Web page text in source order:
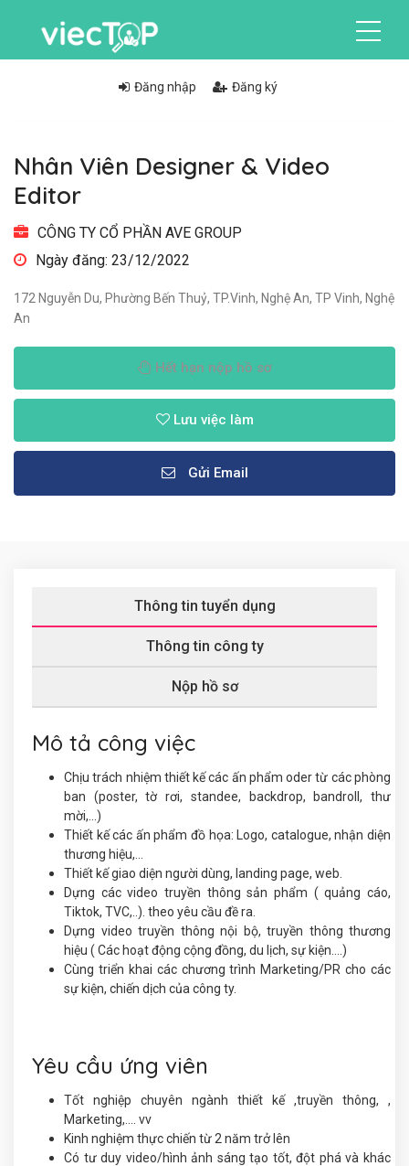
Đăng nhập Đăng ký
Nhân Viên Designer & Video
Editor
CÔNG TY CỔ PHẦN AVE GROUP
Ngày đăng: 23/12/2022
172 Nguyễn Du, Phường Bến Thuỷ, TP.Vinh, Nghệ An, TP Vinh, Nghệ
An
Hết hạn nộp hồ sơ
Lưu việc làm
Gửi Email
Thông tin tuyển dụng
Thông tin công ty
Nộp hồ sơ
Mô tả công việc
Chịu trách nhiệm thiết kế các ấn phẩm oder từ các phòng
ban (poster, tờ rơi, standee, backdrop, bandroll, thư
mời,...)
Thiết kế các ấn phẩm đồ họa: Logo, catalogue, nhận diện
thương hiệu,...
Thiết kế giao diện người dùng, landing page, web.
Dựng các video truyền thông sản phẩm ( quảng cáo,
Tiktok, TVC,..). theo yêu cầu đề ra.
Dựng video truyền thông nội bộ, truyền thông thương
hiệu ( Các hoạt động cộng đồng, du lịch, sự kiện….)
Cùng triển khai các chương trình Marketing/PR cho các
sự kiện, chiến dịch của công ty.
Yêu cầu ứng viên
Tốt nghiệp chuyên ngành thiết kế ,truyền thông, ,
Marketing,.... vv
Kinh nghiệm thực chiến từ 2 năm trở lên
Có tư duy video/hình ảnh sáng tạo tốt, đột phá và khác